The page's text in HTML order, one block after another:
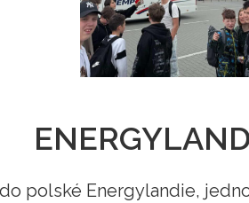
polské Energylandie,